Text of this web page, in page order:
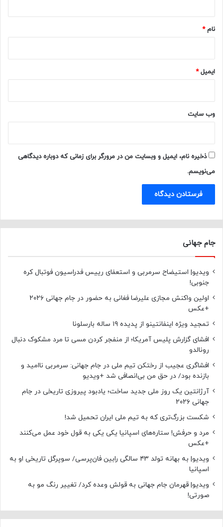
نام*
ایمیل*
وب‌ سایت
ذخیره نام، ایمیل و وبسایت من در مرورگر برای زمانی که دوباره دیدگاهی
می‌نویسم.
جام جهانی
ویدیو| استیضاح سرمربی و استعفای رییس فدراسیون فوتبال کره
جنوبی!
اولین واکنش مجازی علیرضا فغانی به حضور در جام جهانی ۲۰۲۶
+عکس
تمجید ویژه اینفانتینو از پدیده ۱۹ ساله بارسلونا
افشای گزارش پلیس آمریکا؛ از منفجر کردن مسی تا مرد مشکوک دنبال
رونالدو
افشاگری عجیب از رختکن تیم ملی در جام جهانی: سرمربی ناامید و
بازنده بود/ در حق من بی‌انصافی شد +ویدیو
آرژانتین یک روز ملی جدید ساخت؛ یادبود پیروزی تاریخی در جام
جهانی ۲۰۲۶
شکست بزرگ‌تری که به تیم ملی ایران تحمیل شد!
مرد و حرفش! ستاره‌های اسپانیا یکی یکی به قول خود عمل می‌کنند
+عکس
ویدیو| به بهانه تولد ۴۳ سالگی رابین فان‌پرسی/ سوپرگل تاریخی او به
اسپانیا
ویدیو| قهرمان جام جهانی به قولش وعده کرد/ تغییر رنگ مو به
صورتی!